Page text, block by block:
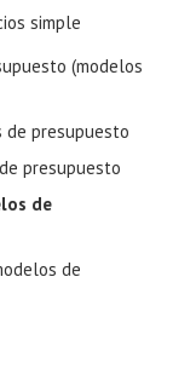
simple
(modelos
de presupuesto
presupuesto
de
de